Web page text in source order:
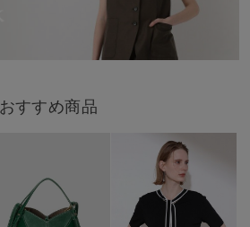
おすすめ商品